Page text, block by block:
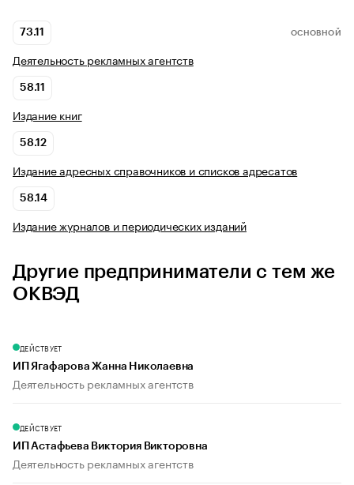
73.11 ОСНОВНОЙ
Деятельность рекламных агентств
58.11
Издание книг
58.12
Издание адресных справочников и списков адресатов
58.14
Издание журналов и периодических изданий
Другие предприниматели с тем же
ОКВЭД
ДЕЙСТВУЕТ
ИП Ягафарова Жанна Николаевна
Деятельность рекламных агентств
ДЕЙСТВУЕТ
ИП Астафьева Виктория Викторовна
Деятельность рекламных агентств